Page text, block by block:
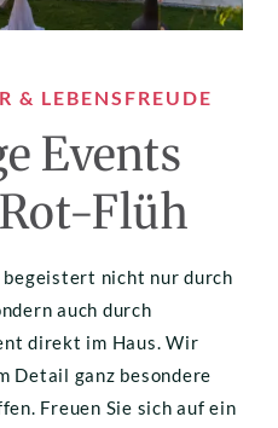
& LEBENSFREUDE
Events
Flüh
begeistert nicht nur durch
auch durch
direkt im Haus. Wir
Detail ganz besondere
Freuen Sie sich auf ein